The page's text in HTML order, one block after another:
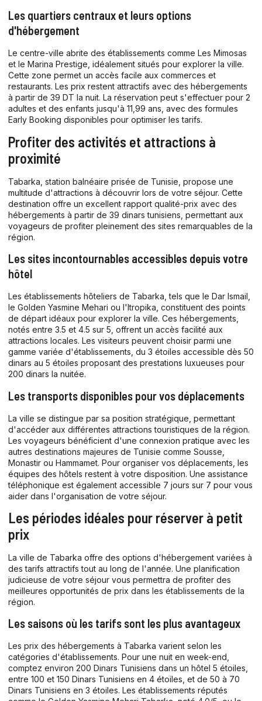
Les quartiers centraux et leurs options
d'hébergement
Le centre-ville abrite des établissements comme Les Mimosas
et le Marina Prestige, idéalement situés pour explorer la ville.
Cette zone permet un accès facile aux commerces et
restaurants. Les prix restent attractifs avec des hébergements
à partir de 39 DT la nuit. La réservation peut s'effectuer pour 2
adultes et des enfants jusqu'à 11,99 ans, avec des formules
Early Booking disponibles pour optimiser les tarifs.
Profiter des activités et attractions à
proximité
Tabarka, station balnéaire prisée de Tunisie, propose une
multitude d'attractions à découvrir lors de votre séjour. Cette
destination offre un excellent rapport qualité-prix avec des
hébergements à partir de 39 dinars tunisiens, permettant aux
voyageurs de profiter pleinement des sites remarquables de la
région.
Les sites incontournables accessibles depuis votre
hôtel
Les établissements hôteliers de Tabarka, tels que le Dar Ismail,
le Golden Yasmine Mehari ou l'Itropika, constituent des points
de départ idéaux pour explorer la ville. Ces hébergements,
notés entre 3.5 et 4.5 sur 5, offrent un accès facilité aux
attractions locales. Les visiteurs peuvent choisir parmi une
gamme variée d'établissements, du 3 étoiles accessible dès 50
dinars au 5 étoiles proposant des prestations luxueuses pour
200 dinars la nuitée.
Les transports disponibles pour vos déplacements
La ville se distingue par sa position stratégique, permettant
d'accéder aux différentes attractions touristiques de la région.
Les voyageurs bénéficient d'une connexion pratique avec les
autres destinations majeures de Tunisie comme Sousse,
Monastir ou Hammamet. Pour organiser vos déplacements, les
équipes des hôtels restent à votre disposition. Une assistance
téléphonique est également accessible 7 jours sur 7 pour vous
aider dans l'organisation de votre séjour.
Les périodes idéales pour réserver à petit
prix
La ville de Tabarka offre des options d'hébergement variées à
des tarifs attractifs tout au long de l'année. Une planification
judicieuse de votre séjour vous permettra de profiter des
meilleures opportunités de prix dans les établissements de la
région.
Les saisons où les tarifs sont les plus avantageux
Les prix des hébergements à Tabarka varient selon les
catégories d'établissements. Pour une nuit en week-end,
comptez environ 200 Dinars Tunisiens dans un hôtel 5 étoiles,
entre 100 et 150 Dinars Tunisiens en 4 étoiles, et de 50 à 70
Dinars Tunisiens en 3 étoiles. Les établissements réputés